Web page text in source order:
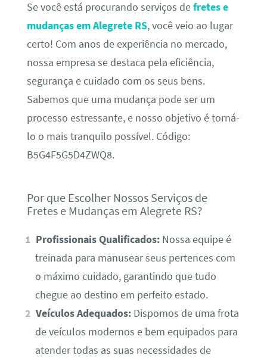
Se você está procurando serviços defretes e
mudanças em Alegrete RS, você veio ao lugar
certo! Com anos de experiência no mercado,
nossa empresa se destaca pela eficiência,
segurança e cuidado com os seus bens.
Sabemos que uma mudança pode ser um
processo estressante, e nosso objetivo é torná-
lo o mais tranquilo possível. Código:
B5G4F5G5D4ZWQ8.
Por que Escolher Nossos Serviços de
Fretes e Mudanças em Alegrete RS?
Profissionais Qualificados: Nossa equipe é
treinada para manusear seus pertences com
o máximo cuidado, garantindo que tudo
chegue ao destino em perfeito estado.
Veículos Adequados: Dispomos de uma frota
de veículos modernos e bem equipados para
atender todas as suas necessidades de